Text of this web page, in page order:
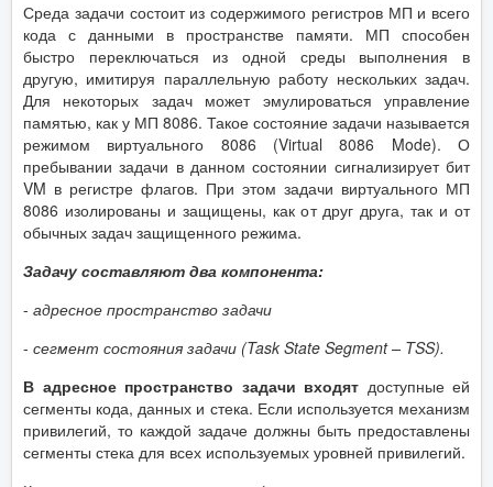
Среда задачи состоит из содержимого регистров МП и всего
кода с данными в пространстве памяти. МП способен
быстро переключаться из одной среды выполнения в
другую, имитируя параллельную работу нескольких задач.
Для некоторых задач может эмулироваться управление
памятью, как у МП 8086. Такое состояние задачи называется
режимом виртуального 8086 (Virtual 8086 Mode). О
пребывании задачи в данном состоянии сигнализирует бит
VM в регистре флагов. При этом задачи виртуального МП
8086 изолированы и защищены, как от друг друга, так и от
обычных задач защищенного режима.
Задачу составляют два компонента:
- адресное пространство задачи
- сегмент состояния задачи (Task State Segment – TSS).
В адресное пространство задачи входят доступные ей
сегменты кода, данных и стека. Если используется механизм
привилегий, то каждой задаче должны быть предоставлены
сегменты стека для всех используемых уровней привилегий.